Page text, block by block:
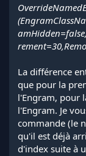
La différence
que pour la
l'Engram, pour
l'Engram. Je
commande (le
qu'il est déjà
d'index suite à